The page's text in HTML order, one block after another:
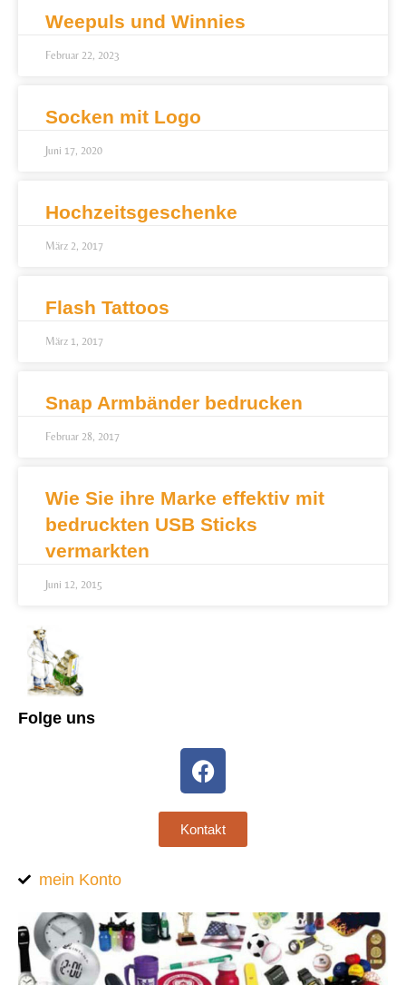
Weepuls und Winnies
Februar 22, 2023
Socken mit Logo
Juni 17, 2020
Hochzeitsgeschenke
März 2, 2017
Flash Tattoos
März 1, 2017
Snap Armbänder bedrucken
Februar 28, 2017
Wie Sie ihre Marke effektiv mit
bedruckten USB Sticks
vermarkten
Juni 12, 2015
Folge uns
Kontakt
mein Konto